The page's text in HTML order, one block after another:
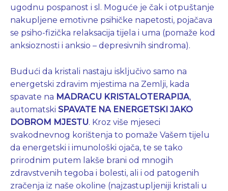
ugodnu pospanost i sl. Moguće je čak i otpuštanje
nakupljene emotivne psihičke napetosti, pojačava
se psiho-fizička relaksacija tijela i uma (pomaže kod
anksioznosti i anksio – depresivnih sindroma).
Budući da kristali nastaju isključivo samo na
energetski zdravim mjestima na Zemlji, kada
spavate na MADRACU KRISTALOTERAPIJA,
automatski SPAVATE NA ENERGETSKI JAKO
DOBROM MJESTU. Kroz više mjeseci
svakodnevnog korištenja to pomaže Vašem tijelu
da energetski i imunološki ojača, te se tako
prirodnim putem lakše brani od mnogih
zdravstvenih tegoba i bolesti, ali i od patogenih
zračenja iz naše okoline (najzastupljeniji kristali u